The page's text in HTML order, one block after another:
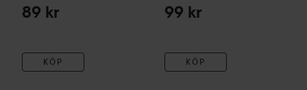
89 kr
KÖP
99 kr
KÖP